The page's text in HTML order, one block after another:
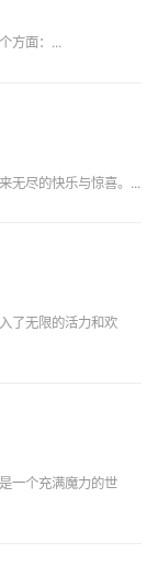
方面：...
无尽的快乐与惊喜。...
了无限的活力和欢
一个充满魔力的世